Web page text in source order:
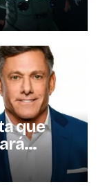
que
em três